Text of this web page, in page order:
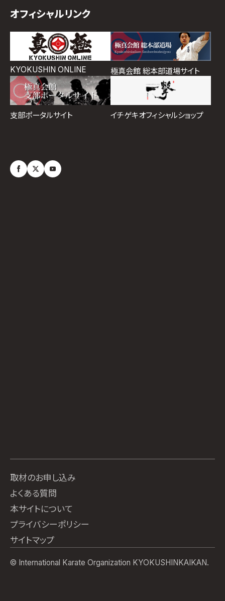
オフィシャルリンク
KYOKUSHIN ONLINE 極真会館 総本部道場サイト
支部ポータルサイト イチゲキオフィシャルショップ
取材のお申し込み
よくある質問
本サイトについて
プライバシーポリシー
サイトマップ
© International Karate Organization KYOKUSHINKAIKAN.